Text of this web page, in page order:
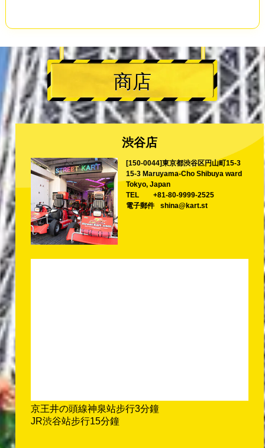
商店
渋谷店
[150-0044]東京都渋谷区円山町15-3
15-3 Maruyama-Cho Shibuya ward
Tokyo, Japan
TEL
+81-80-9999-2525
電子郵件
shina@kart.st
京王井の頭線神泉站步行3分鐘
JR渋谷站步行15分鐘